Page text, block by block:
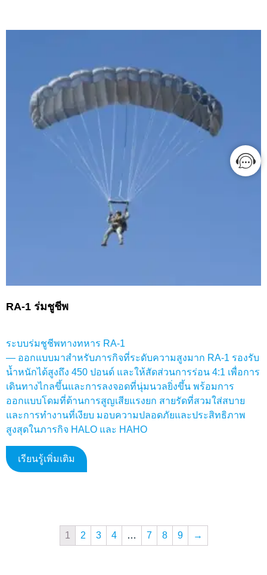
RA-1 ร่มชูชีพ
ระบบร่มชูชีพทางทหาร RA-1
— ออกแบบมาสำหรับภารกิจที่ระดับความสูงมาก RA-1 รองรับ
น้ำหนักได้สูงถึง 450 ปอนด์ และให้สัดส่วนการร่อน 4:1 เพื่อการ
เดินทางไกลขึ้นและการลงจอดที่นุ่มนวลยิ่งขึ้น พร้อมการ
ออกแบบโดมที่ต้านการสูญเสียแรงยก สายรัดที่สวมใส่สบาย
และการทำงานที่เงียบ มอบความปลอดภัยและประสิทธิภาพ
สูงสุดในภารกิจ HALO และ HAHO
เรียนรู้เพิ่มเติม
1 2 3 4 … 7 8 9 →